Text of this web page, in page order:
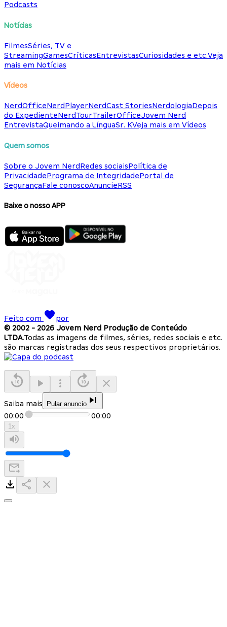
Podcasts
Notícias
FilmesSéries, TV e
StreamingGamesCríticasEntrevistasCuriosidades e etc.Veja
mais em Notícias
Vídeos
NerdOfficeNerdPlayerNerdCast StoriesNerdologiaDepois
do ExpedienteNerdTourTrailerOfficeJovem Nerd
EntrevistaQueimando a LínguaSr. KVeja mais em Vídeos
Quem somos
Sobre o Jovem NerdRedes sociaisPolítica de
PrivacidadePrograma de IntegridadePortal de
SegurançaFale conoscoAnuncieRSS
Baixe o nosso APP
Feito com
por
© 2002 - 2026 Jovem Nerd Produção de Conteúdo
LTDA.Todas as imagens de filmes, séries, redes sociais e etc.
são marcas registradas dos seus respectivos proprietários.
Saiba mais Pular anuncio
00:00 00:00
1x